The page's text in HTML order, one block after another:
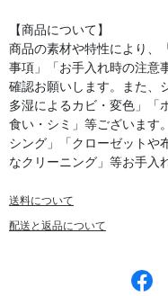
【商品について】
商品の素材や特性により、
事項」「お手入れ時の注意
確認お願いします。また、
多湿によるカビ・変色」「
食い・シミ」等ございます
シング」「クローゼットや
なクリーニング」等お手入
送料について
配送と返品について